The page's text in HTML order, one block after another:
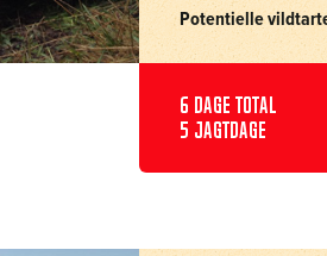
Potentielle
6 dage total
5 jagtdage